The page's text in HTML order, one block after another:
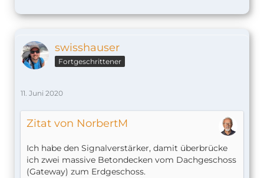
swisshauser
Fortgeschrittener
11. Juni 2020
Zitat von NorbertM
Ich habe den Signalverstärker, damit überbrücke
ich zwei massive Betondecken vom Dachgeschoss
(Gateway) zum Erdgeschoss.